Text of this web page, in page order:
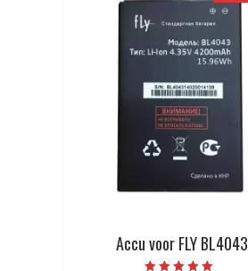
Accu voor FLY BL4043